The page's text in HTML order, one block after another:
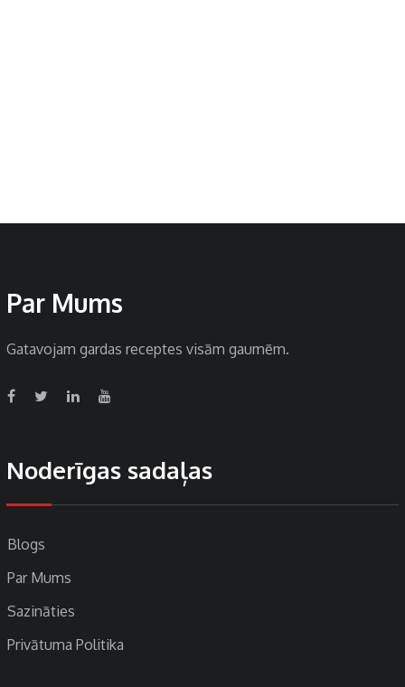
Par Mums
Gatavojam gardas receptes visām gaumēm.
Noderīgas sadaļas
Blogs
Par Mums
Sazināties
Privātuma Politika